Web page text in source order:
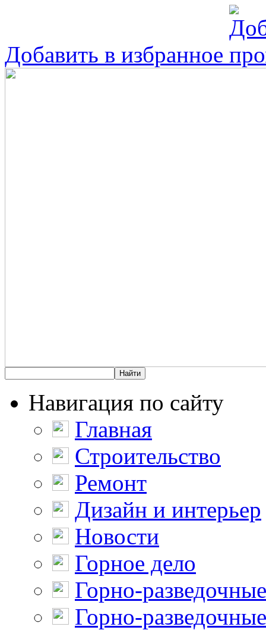
Добавить в избранное
Навигация по сайту
Главная
Строительство
Ремонт
Дизайн и интерьер
Новости
Горное дело
Горно-
Горно-